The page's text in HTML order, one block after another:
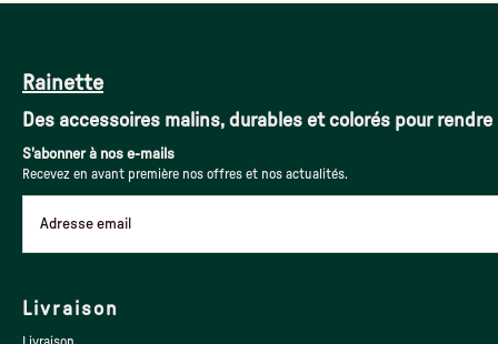
Rainette
Des accessoires malins, durables et colorés pour
S'abonner à nos e-mails
Recevez en avant première nos offres et nos actualités.
Adresse email
Livraison
Livraison